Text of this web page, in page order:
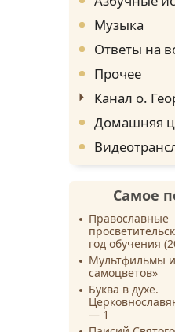
Музыка
Ответы на
Прочее
Канал о.
Домашняя
Самое
Православные
год обучения
Мультфильмы
самоцветов»
Буква в духе.
— 1